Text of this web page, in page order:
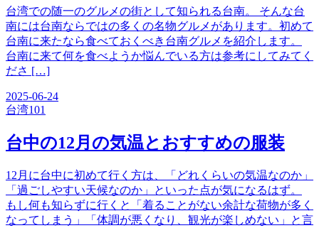
台湾での随一のグルメの街として知られる台南。 そんな台
南には台南ならではの多くの名物グルメがあります。初めて
台南に来たなら食べておくべき台南グルメを紹介します。
台南に来て何を食べようか悩んでいる方は参考にしてみてく
ださ […]
2025-06-24
台湾101
台中の12月の気温とおすすめの服装
12月に台中に初めて行く方は、「どれくらいの気温なのか」
「過ごしやすい天候なのか」といった点が気になるはず。
もし何も知らずに行くと「着ることがない余計な荷物が多く
なってしまう」「体調が悪くなり、観光が楽しめない」と言